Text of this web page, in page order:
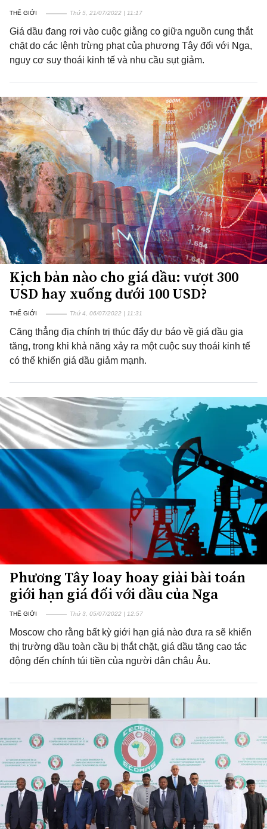
THẾ GIỚI Thứ 5, 21/07/2022 | 11:17
Giá dầu đang rơi vào cuộc giằng co giữa nguồn cung thắt
chặt do các lệnh trừng phạt của phương Tây đối với Nga,
nguy cơ suy thoái kinh tế và nhu cầu sụt giảm.
Kịch bản nào cho giá dầu: vượt 300
USD hay xuống dưới 100 USD?
THẾ GIỚI Thứ 4, 06/07/2022 | 11:31
Căng thẳng địa chính trị thúc đẩy dự báo về giá dầu gia
tăng, trong khi khả năng xảy ra một cuộc suy thoái kinh tế
có thể khiến giá dầu giảm mạnh.
Phương Tây loay hoay giải bài toán
giới hạn giá đối với dầu của Nga
THẾ GIỚI Thứ 3, 05/07/2022 | 12:57
Moscow cho rằng bất kỳ giới hạn giá nào đưa ra sẽ khiến
thị trường dầu toàn cầu bị thắt chặt, giá dầu tăng cao tác
động đến chính túi tiền của người dân châu Âu.